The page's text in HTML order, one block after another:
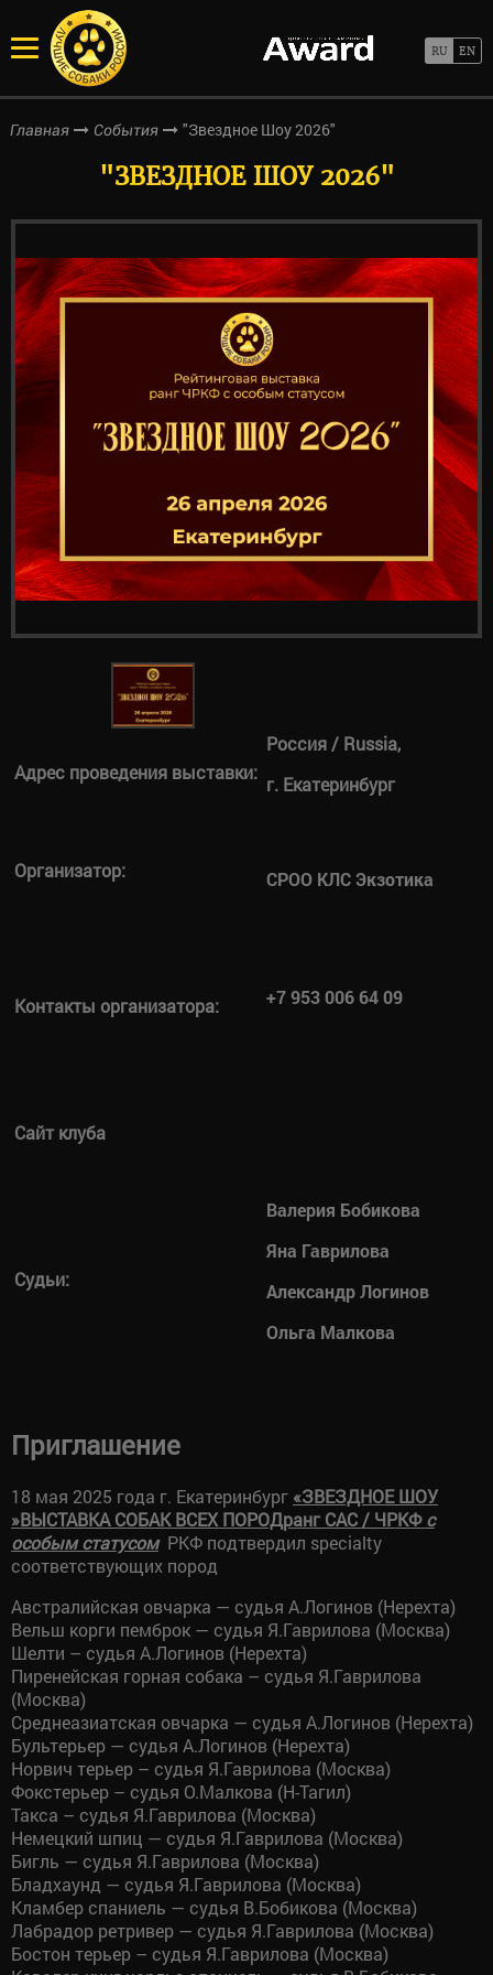
Главная События "Звездное Шоу 2026"
"ЗВЕЗДНОЕ ШОУ 2026"
Адрес проведения выставки:
Россия / Russia,
г. Екатеринбург
Организатор: СРОО КЛС Экзотика
Контакты организатора: +7 953 006 64 09
Сайт клуба
Судьи:
Валерия Бобикова
Яна Гаврилова
Александр Логинов
Ольга Малкова
Приглашение
18 мая 2025 года г. Екатеринбург «ЗВЕЗДНОЕ ШОУ
»ВЫСТАВКА СОБАК ВСЕХ ПОРОДранг САС / ЧРКФс
особым статусом РКФ подтвердил specialty
соответствующих пород
Австралийская овчарка — судья А.Логинов (Нерехта)
Вельш корги пемброк — судья Я.Гаврилова (Москва)
Шелти – судья А.Логинов (Нерехта)
Пиренейская горная собака – судья Я.Гаврилова
(Москва)
Среднеазиатская овчарка — судья А.Логинов (Нерехта)
Бультерьер — судья А.Логинов (Нерехта)
Норвич терьер – судья Я.Гаврилова (Москва)
Фокстерьер – судья О.Малкова (Н-Тагил)
Такса – судья Я.Гаврилова (Москва)
Немецкий шпиц — судья Я.Гаврилова (Москва)
Бигль — судья Я.Гаврилова (Москва)
Бладхаунд — судья Я.Гаврилова (Москва)
Кламбер спаниель — судья В.Бобикова (Москва)
Лабрадор ретривер — судья Я.Гаврилова (Москва)
Бостон терьер – судья Я.Гаврилова (Москва)